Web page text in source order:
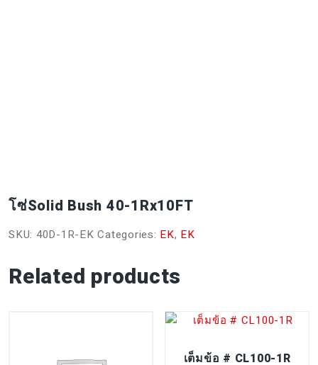
โซ่Solid Bush 40-1Rx10FT
SKU: 40D-1R-EK Categories: EK, EK
Related products
เต็มข้อ # CL100-1R